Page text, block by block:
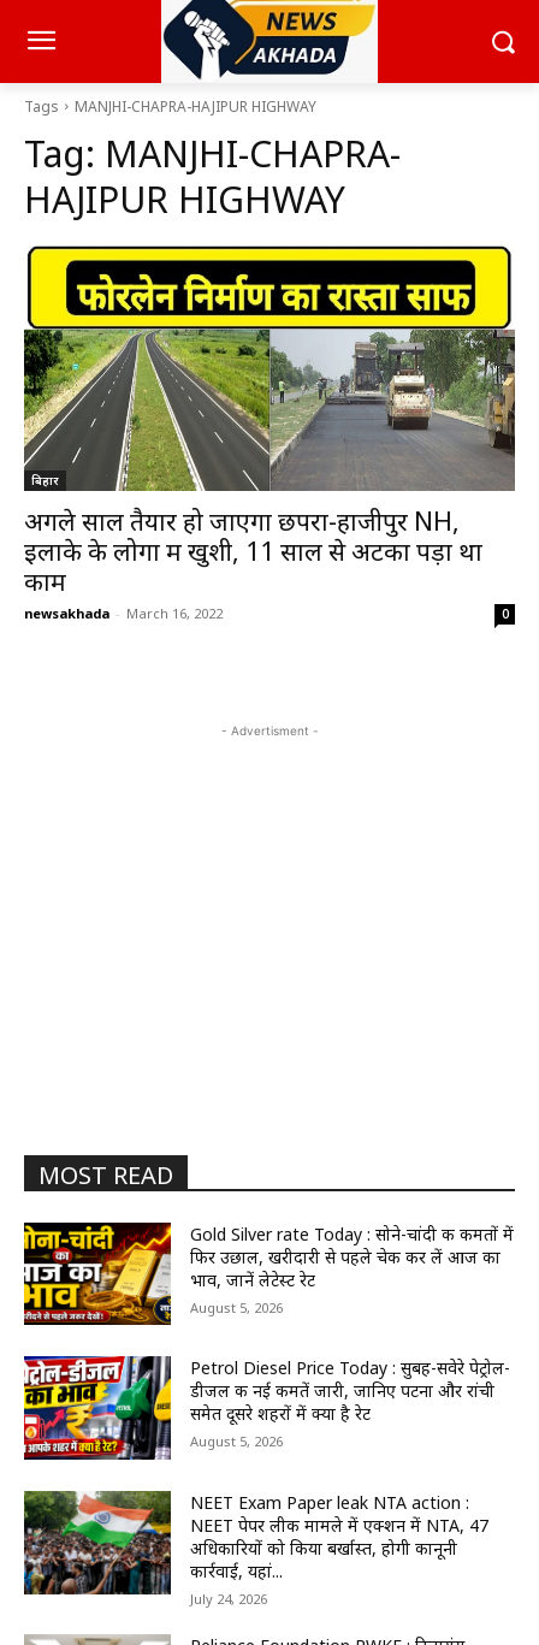
Tags MANJHI-CHAPRA-HAJIPUR HIGHWAY
Tag: MANJHI-CHAPRA-
HAJIPUR HIGHWAY
बिहार
अगले साल तैयार हो जाएगा छपरा-हाजीपुर NH,
इलाके के लोगों में खुशी, 11 साल से अटका पड़ा था
काम
newsakhada - March 16, 2022 0
- Advertisment -
MOST READ
Gold Silver rate Today : सोने-चांदी की कीमतों में
फिर उछाल, खरीदारी से पहले चेक कर लें आज का
भाव, जानें लेटेस्ट रेट
August 5, 2026
Petrol Diesel Price Today : सुबह-सवेरे पेट्रोल-
डीजल की नई कीमतें जारी, जानिए पटना और रांची
समेत दूसरे शहरों में क्या है रेट
August 5, 2026
NEET Exam Paper leak NTA action :
NEET पेपर लीक मामले में एक्शन में NTA, 47
अधिकारियों को किया बर्खास्त, होगी कानूनी
कार्रवाई, यहां...
July 24, 2026